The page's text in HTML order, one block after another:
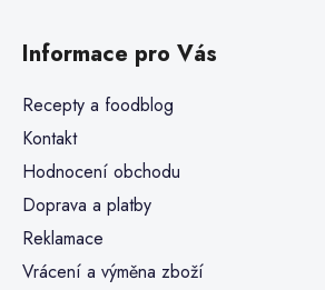
Informace pro Vás
Recepty a foodblog
Kontakt
Hodnocení obchodu
Doprava a platby
Reklamace
Vrácení a výměna zboží